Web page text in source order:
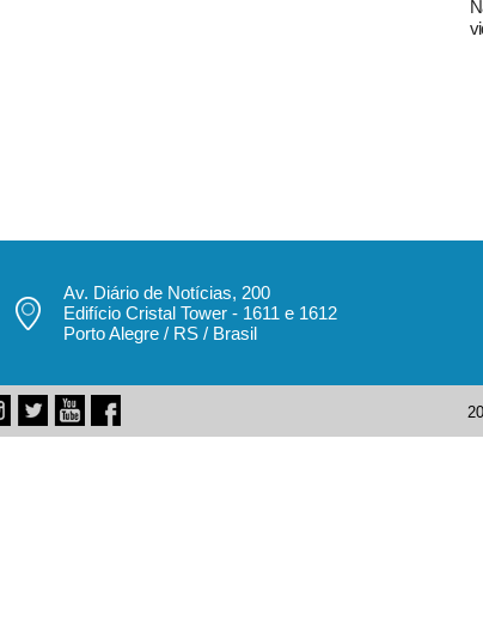
pecbol.com
Av. Diário de Notícias, 200
Edifício Cristal Tower - 1611 e 1612
Porto Alegre / RS / Brasil